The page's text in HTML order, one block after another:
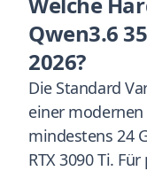
Qwen3.6
2026?
Die Standard
einer
mindestens 24
RTX 3090 Ti.